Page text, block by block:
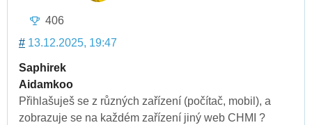
406
# 13.12.2025, 19:47
Saphirek
Aidamkoo
Přihlašuješ se z různých zařízení (počítač, mobil), a
zobrazuje se na každém zařízení jiný web CHMI ?